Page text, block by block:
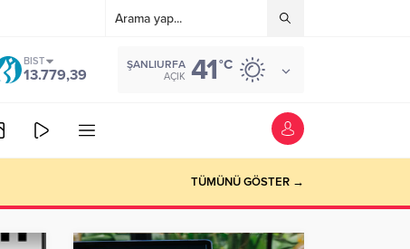
BIST
13.779,39
ŞANLIURFA
AÇIK 41°C
TÜMÜNÜ GÖSTER →